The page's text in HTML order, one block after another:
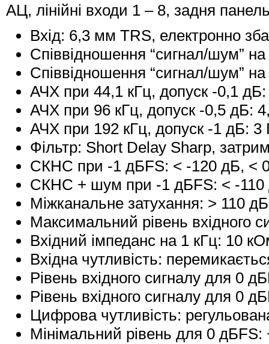
АЦ, лінійні входи 1 – 8, задня
Вхід: 6,3 мм TRS, електронно
Співвідношення “сигнал/шум”
Співвідношення “сигнал/шум”
АЧХ при 44,1 кГц, допуск -0,1
АЧХ при 96 кГц, допуск -0,5 дБ:
АЧХ при 192 кГц, допуск -1 дБ: 3
Фільтр: Short Delay Sharp,
СКНС при -1 дБFS: < -120 дБ, <
СКНС + шум при -1 дБFS: < -110
Міжканальне затухання: > 110 дБ
Максимальний рівень вхідного
Вхідний імпеданс на 1 кГц: 10
Вхідна чутливість:
Рівень вхідного сигналу для 0
Рівень вхідного сигналу для 0
Цифрова чутливість:
Мінімальний рівень для 0